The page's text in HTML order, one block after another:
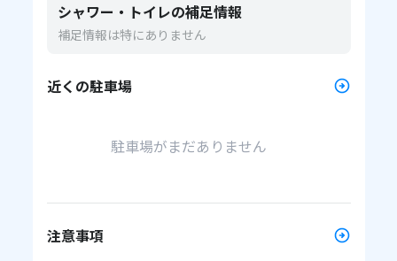
シャワー・トイレの補足情報
補足情報は特にありません
近くの駐車場
駐車場がまだありません
注意事項